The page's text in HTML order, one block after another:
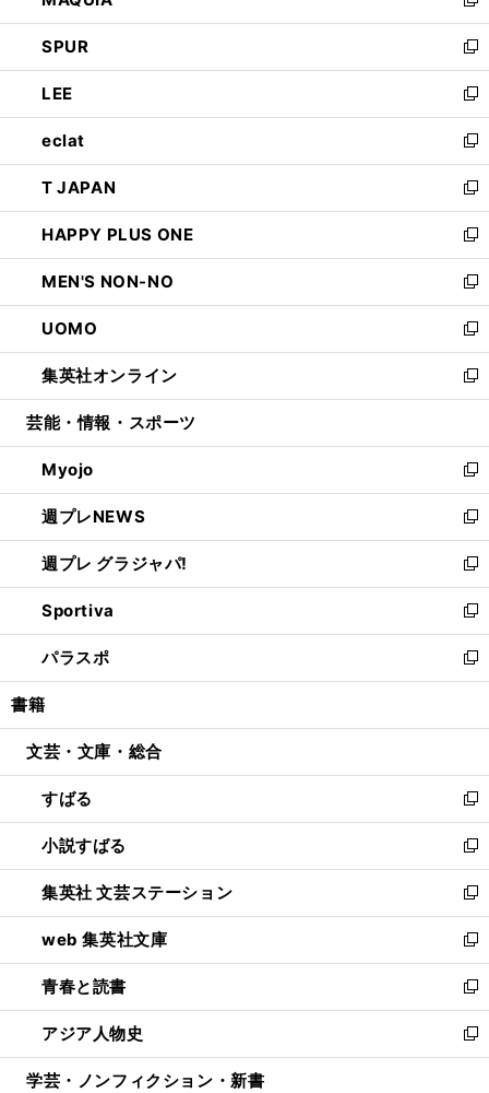
ウ
で
開
く
ン
ド
ウ
で
開
く
ウ
ィ
ン
ド
ウ
で
開
く
新
し
い
ウ
ィ
ン
ド
ウ
で
開
く
SPUR
新
し
い
ウ
ィ
ン
ド
ウ
で
開
く
LEE
新
し
い
ウ
ィ
ン
ド
ウ
で
開
く
eclat
新
し
い
ウ
ィ
ン
ド
ウ
で
開
く
T JAPAN
新
し
い
ウ
ィ
ン
ド
ウ
で
開
HAPPY PLUS ONE
新
し
い
ウ
ィ
ン
ド
ウ
開
く
MEN'S NON-NO
新
し
い
ウ
ィ
ン
ウ
で
開
く
UOMO
新
し
い
ウ
ン
ド
ウ
で
開
く
集英社オンライン
新
し
ウ
ィ
ン
ド
ウ
で
開
く
芸能・情報・スポーツ
Myojo
新
し
い
ウ
ィ
ン
ド
ウ
で
開
週プレNEWS
新
し
い
ウ
ィ
ン
ド
ウ
開
週プレ グラジャパ!
新
し
い
ウ
ィ
ン
ウ
開
く
Sportiva
新
し
い
ウ
ン
ウ
で
開
く
パラスポ
新
し
ウ
ン
ド
ウ
で
開
く
書籍
文芸・文庫・総合
すばる
新
し
い
ウ
ィ
ン
ド
ウ
で
開
く
小説すばる
新
し
い
ウ
ィ
ン
ド
ウ
で
開
集英社 文芸ステーション
新
し
い
ウ
ィ
ン
ド
ウ
web 集英社文庫
新
し
い
ウ
ィ
ン
青春と読書
新
し
い
ウ
アジア人物史
新
し
学芸・ノンフィクション・新書